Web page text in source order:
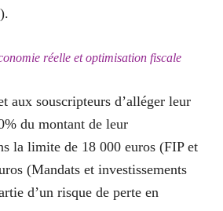
réelle et optimisation fiscale
aux souscripteurs d’alléger leur
du montant de leur
la limite de 18 000 euros (FIP et
(Mandats et investissements
d’un risque de perte en